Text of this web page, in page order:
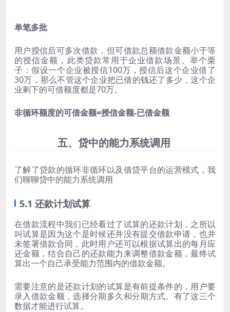
单笔多批
用户授信后可多次借款，但可借款总额借款金额小于等
的授信金额，此类贷款常用于企业借款场景。举个栗
子：假设一个企业被授信100万，授信后这个企业借了
30万，那么不管这个企业把已借的钱还了多少，这个企
业剩下的可借额度都是70万。
非循环额度的可借金额=授信金额-已借金额
五、贷中的能力系统调用
了解了贷款的循环非循环以及借贷平台的运营模式，我
们聊聊贷中的能力系统调用
5.1 还款计划试算
在借款流程中我们已经看过了试算的还款计划，之所以
叫试算是因为这个是时候还并没有提交借款申请，也并
未签署借款合同，此时用户还可以根据试算出的每月应
还金额，结合自己的还款能力来调整借款金额，最终试
算出一个自己承受能力范围内的借款金额。
需要注意的是还款计划的试算是有前提条件的，用户要
录入借款金额，选择分期多久和分期方式。有了这三个
数据才能进行试算。